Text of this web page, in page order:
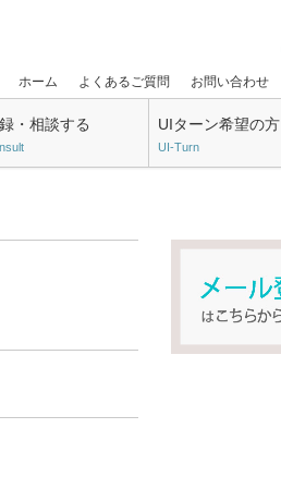
ホーム よくあるご質問 お問い合わせ
・相談する UIターン希望の方
UI-Turn